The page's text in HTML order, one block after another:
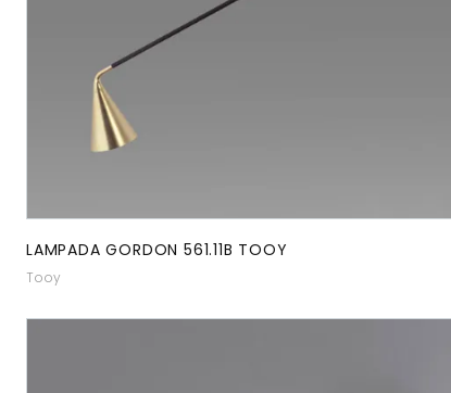
LAMPADA GORDON 561.11B TOOY
Tooy